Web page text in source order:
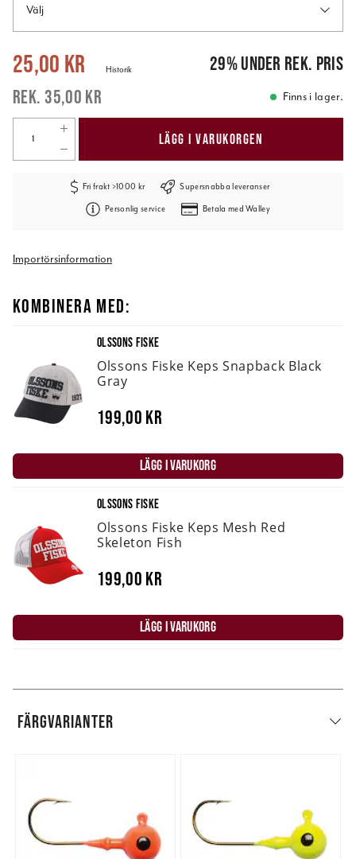
Välj
Nuvarande pris: 35,00 kr
25,00 kr
35,00 kr
Historik 29%under rek. pris
Finns i lager.
LÄGG I VARUKORGEN
Fri frakt >1000 kr Supersnabba leveranser
Personlig service Betala med Walley
Importörsinformation
KOMBINERA MED:
OLSSONS FISKE
Olssons Fiske Keps Snapback Black
Gray
199,00 kr
LÄGG I VARUKORG
OLSSONS FISKE
Olssons Fiske Keps Mesh Red
Skeleton Fish
199,00 kr
LÄGG I VARUKORG
FÄRGVARIANTER